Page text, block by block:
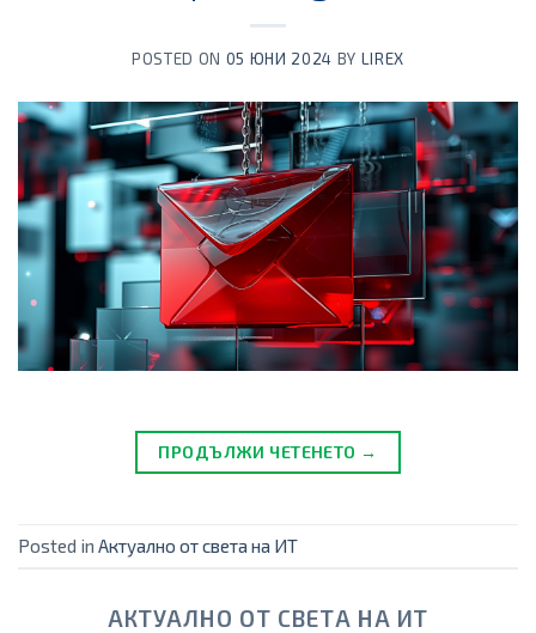
POSTED ON 05 ЮНИ 2024 BY LIREX
ПРОДЪЛЖИ ЧЕТЕНЕТО →
Posted in Актуално от света на ИТ
АКТУАЛНО ОТ СВЕТА НА ИТ